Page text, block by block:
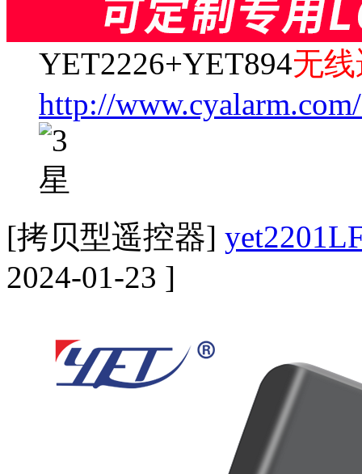
YET2226+YET894无
http://
[拷贝型遥控器]
2024-01-23 ]